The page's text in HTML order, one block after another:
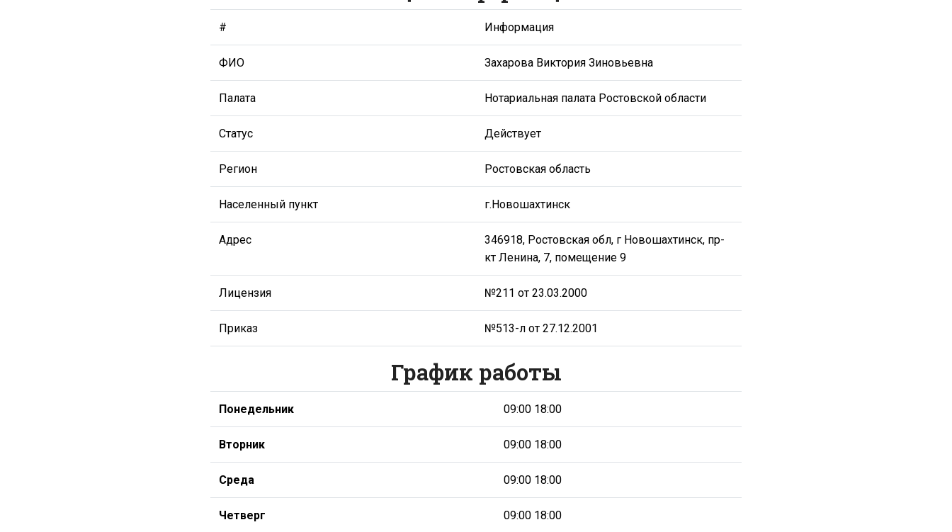
# Информация
ФИО Захарова Виктория Зиновьевна
Палата Нотариальная палата Ростовской области
Статус Действует
Регион Ростовская область
Населенный пункт г.Новошахтинск
Адрес
346918, Ростовская обл, г Новошахтинск, пр-
кт Ленина, 7, помещение 9
Лицензия №211 от 23.03.2000
Приказ №513-л от 27.12.2001
График работы
Понедельник 09:00 18:00
Вторник 09:00 18:00
Среда 09:00 18:00
Четверг 09:00 18:00